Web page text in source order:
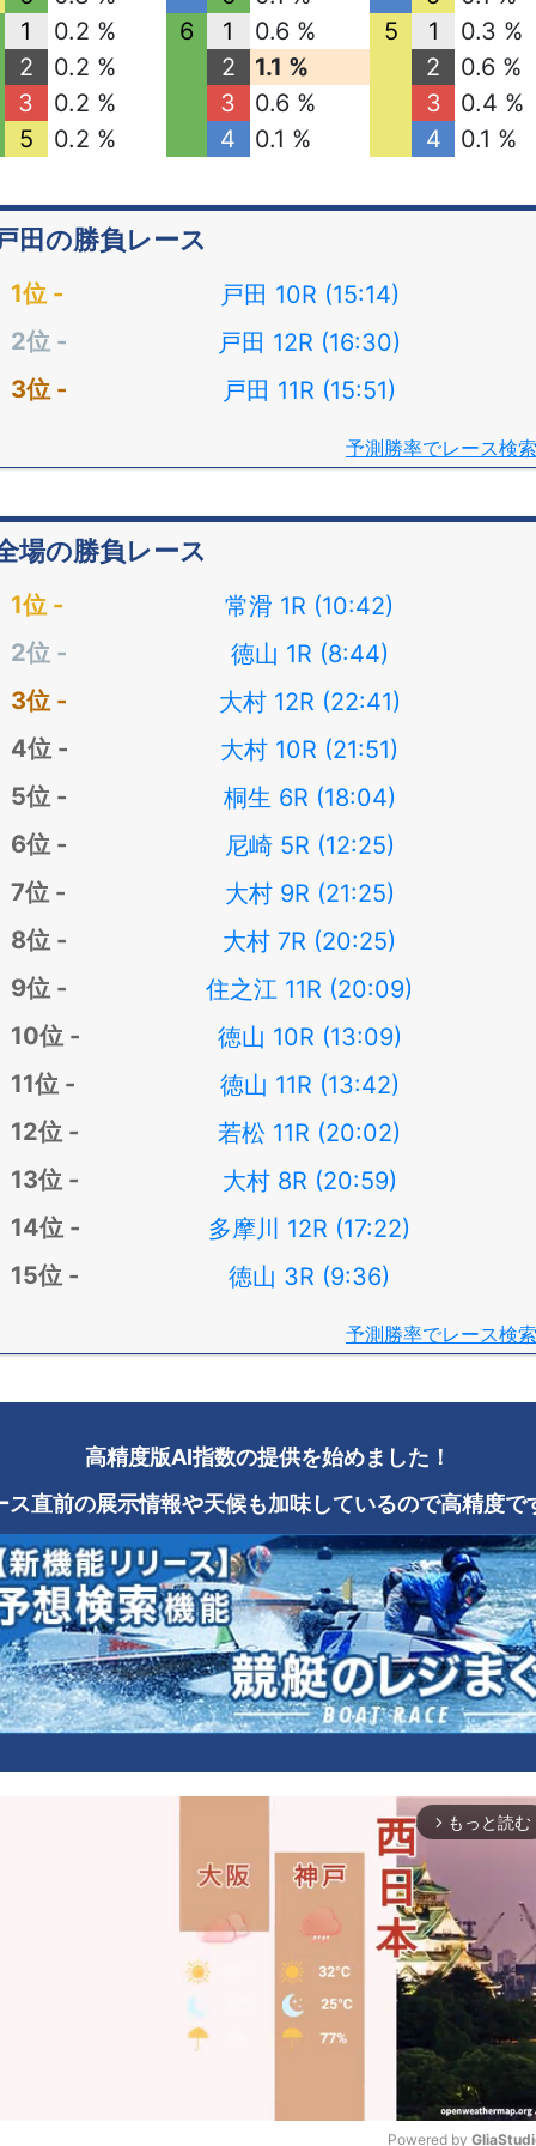
1
0.2 %
2
0.2 %
3
0.2 %
5
0.2 %
6
1
0.6 %
2
1.1 %
3
0.6 %
4
0.1 %
5
1
0.3 %
2
0.6 %
3
0.4 %
4
0.1 %
田の勝負レース
戸田 10R (15:14)
戸田 12R (16:30)
戸田 11R (15:51)
予測勝率でレース検索
場の勝負レース
常滑 1R (10:42)
徳山 1R (8:44)
大村 12R (22:41)
大村 10R (21:51)
桐生 6R (18:04)
尼崎 5R (12:25)
大村 9R (21:25)
大村 7R (20:25)
住之江 11R (20:09)
徳山 10R (13:09)
徳山 11R (13:42)
若松 11R (20:02)
大村 8R (20:59)
多摩川 12R (17:22)
徳山 3R (9:36)
予測勝率でレース検索
高精度版AI指数の提供を始めました！
ス直前の展示情報や天候も加味しているので高精度で
arrow_forward_ios もっと読む
Powered by